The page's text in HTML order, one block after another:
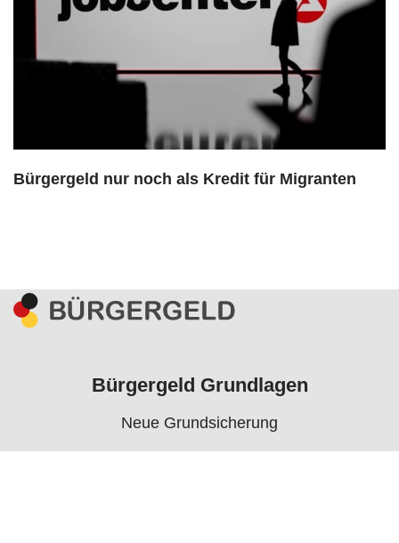
Bürgergeld nur noch als Kredit für Migranten
Bürgergeld Grundlagen
Neue Grundsicherung